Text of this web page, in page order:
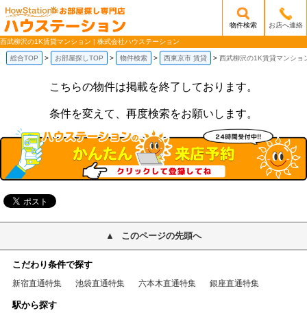
/mobile_img/head-logo.png
物件検索 お店へ連絡
西武柳沢の1K賃貸マンション | 株式会社ハウステーション
総合TOP お部屋探しTOP 物件検索 西東京市 賃貸 西武柳沢の1K賃貸マンショ
こちらの物件は掲載を終了しております。
条件を変えて、再度検索をお願いします。
このページの先頭へ
こだわり条件で探す
新宿直通特集 池袋直通特集 六本木直通特集 銀座直通特集
駅から探す